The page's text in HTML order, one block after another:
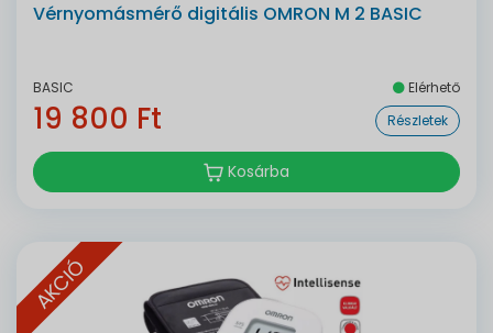
Vérnyomásmérő digitális OMRON M 2 BASIC
BASIC Elérhető
19 800 Ft Részletek
Kosárba
AKCIÓ